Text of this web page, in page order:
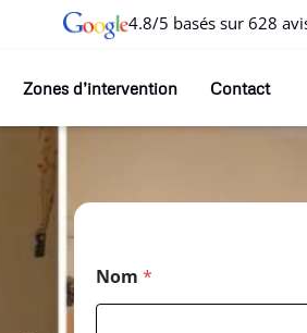
4.8/5 basés sur 628
Zones d’intervention Contact
Nom *